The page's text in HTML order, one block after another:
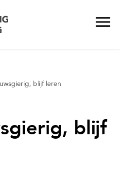
blijf leren
blijf